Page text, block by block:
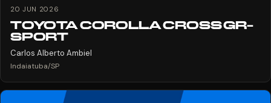
20 JUN 2026
TOYOTA COROLLA CROSS GR-
SPORT
Carlos Alberto Ambiel
Indaiatuba/SP